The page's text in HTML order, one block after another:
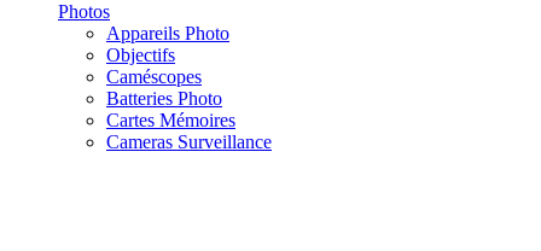
Photos
Appareils Photo
Objectifs
Caméscopes
Batteries Photo
Cartes Mémoires
Cameras Surveillance